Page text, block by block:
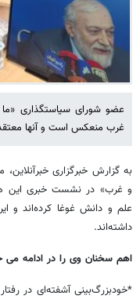
عضو شورای سیاستگذاری
غرب منعکس است و آنها
به گزارش خبرگزاری
و غرب» در نشست خبری این
علم و دانش غوغا کرده‌اند و
داشته‌اند.
اهم سخنان وی را در ادامه می
*خودبزرگ‌بینی آشفته‌ای در